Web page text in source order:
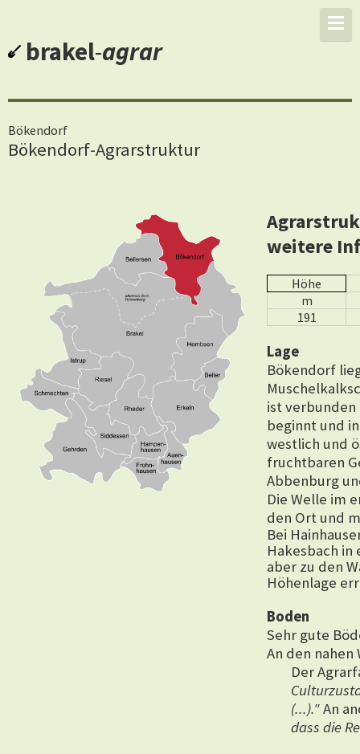
brakel-agrar
Bökendorf
Bökendorf-Agrarstruktur
weitere
Höhe
m
191
Lage
Bökendorf
ist
beginnt und
westlich und
fruchtbaren
Abbenburg
Die Welle im
den Ort und
Bei
Hakesbach
aber zu den
Höhenlage
Boden
Sehr gute
An den
Der
(...)."An
dass die